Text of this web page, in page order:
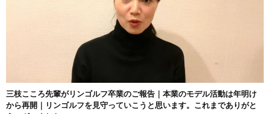
三枝こころ先輩がリンゴルフ卒業のご報告｜本業のモデル活動は年明け
から再開｜リンゴルフを見守っていこうと思います。これまでありがと